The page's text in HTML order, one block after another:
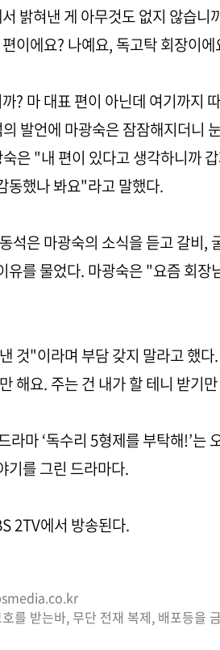
밝혀낸 게 아무것도 없지 않습니
이에요? 나예요, 독고탁 회장이
? 마 대표 편이 아닌데 여기까지
발언에 마광숙은 잠잠해지더니
은 "내 편이 있다고 생각하니까
동했나 봐요"라고 말했다.
석은 마광숙의 소식을 듣고 갈비,
유를 물었다. 마광숙은 "요즘 회장
것"이라며 부담 갖지 말라고 했다
해요. 주는 건 내가 할 테니 받기
라마 ‘독수리 5형제를 부탁해!’는
기를 그린 드라마다.
2TV에서 방송된다.
를 받는바, 무단 전재 복제, 배포등을